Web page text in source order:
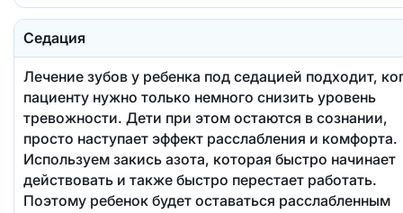
Седация
Лечение зубов у ребенка под седацией подходит,
пациенту нужно только немного снизить уровень
тревожности. Дети при этом остаются в сознании,
просто наступает эффект расслабления и комфорта.
Используем закись азота, которая быстро начинает
действовать и также быстро перестает работать.
Поэтому ребенок будет оставаться расслабленным